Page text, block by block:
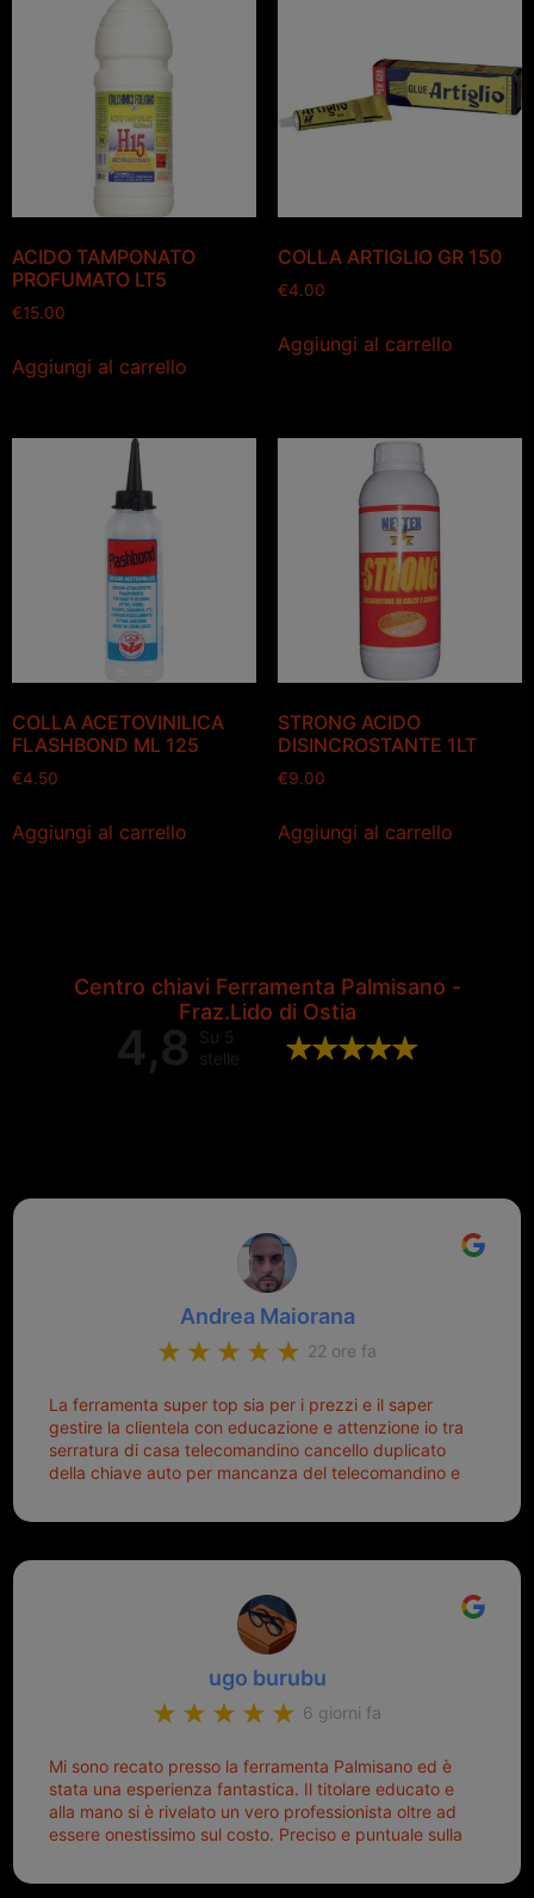
ACIDO TAMPONATO
PROFUMATO LT5
€15.00
Aggiungi al carrello
COLLA ARTIGLIO GR 150
€4.00
Aggiungi al carrello
COLLA ACETOVINILICA
FLASHBOND ML 125
€4.50
Aggiungi al carrello
STRONG ACIDO
DISINCROSTANTE 1LT
€9.00
Aggiungi al carrello
Centro chiavi Ferramenta Palmisano -
Fraz.Lido di Ostia
4,8
Su 5
stelle
Andrea Maiorana
22 ore fa
La ferramenta super top sia per i prezzi e il saper
gestire la clientela con educazione e attenzione io tra
serratura di casa telecomandino cancello duplicato
della chiave auto per mancanza del telecomandino e
meglio ferramenta de ostia e poi il prorietario il signor
ugo burubu
6 giorni fa
Mi sono recato presso la ferramenta Palmisano ed è
stata una esperienza fantastica. Il titolare educato e
alla mano si è rivelato un vero professionista oltre ad
essere onestissimo sul costo. Preciso e puntuale sulla